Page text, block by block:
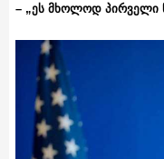
– „ეს მხოლოდ პირველი